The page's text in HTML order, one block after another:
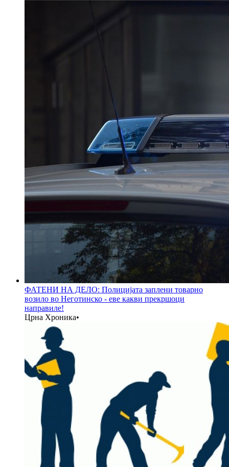
ФАТЕНИ НА ДЕЛО: Полицијата заплени товарно
возило во Неготинско - еве какви прекршоци
направиле!
Црна Хроника•